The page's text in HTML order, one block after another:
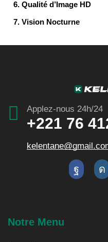
Qualité d’Image HD
Vision Nocturne
Applez-nous 24h/24
+221 76
Notre Menu